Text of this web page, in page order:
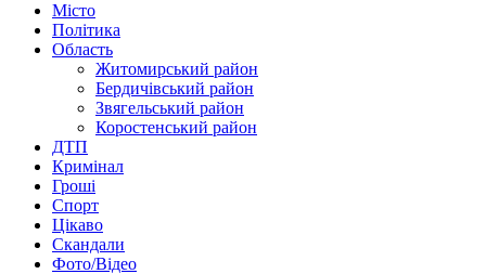
Місто
Політика
Область
Житомирський район
Бердичівський район
Звягельський район
Коростенський район
ДТП
Кримінал
Гроші
Спорт
Цікаво
Скандали
Фото/Відео